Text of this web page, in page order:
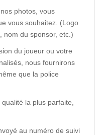
photos, vous
vous souhaitez. (Logo
nom du sponsor, etc.)
du joueur ou votre
nous fournirons
que la police
la plus parfaite,
au numéro de suivi